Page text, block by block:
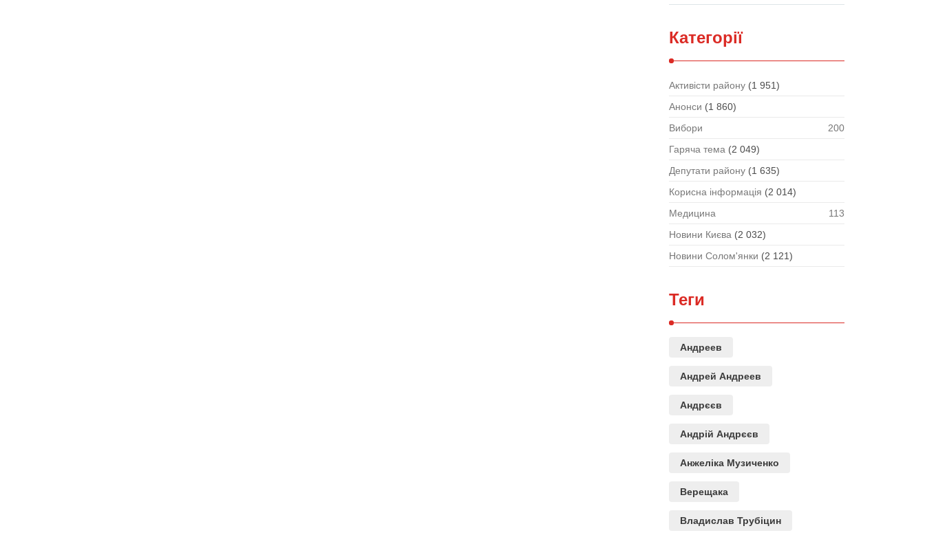
Категорії
Активісти району (1 951)
Анонси (1 860)
Вибори
200
Гаряча тема (2 049)
Депутати району (1 635)
Корисна інформація (2 014)
Медицина
113
Новини Києва (2 032)
Новини Солом'янки (2 121)
Теги
Андреев
Андрей Андреев
Андрєєв
Андрій Андрєєв
Анжеліка Музиченко
Верещака
Владислав Трубіцин